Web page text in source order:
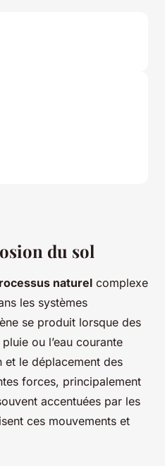
du sol
naturel complexe
les systèmes
se produit lorsque des
ou l’eau courante
et le déplacement des
forces, principalement
accentuées par les
ces mouvements et